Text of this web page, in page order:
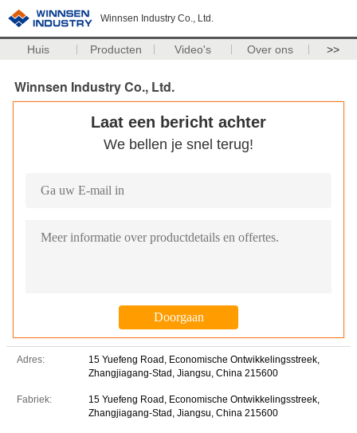
Winnsen Industry Co., Ltd.
Huis Producten Video's Over ons >>
Winnsen Industry Co., Ltd.
Laat een bericht achter
We bellen je snel terug!
Adres:
15 Yuefeng Road, Economische Ontwikkelingsstreek,
Zhangjiagang-Stad, Jiangsu, China 215600
Fabriek:
15 Yuefeng Road, Economische Ontwikkelingsstreek,
Zhangjiagang-Stad, Jiangsu, China 215600